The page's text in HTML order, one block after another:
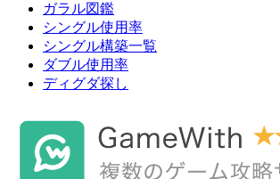
ガラル図鑑
シングル使用率
シングル構築一覧
ダブル使用率
ディグダ探し